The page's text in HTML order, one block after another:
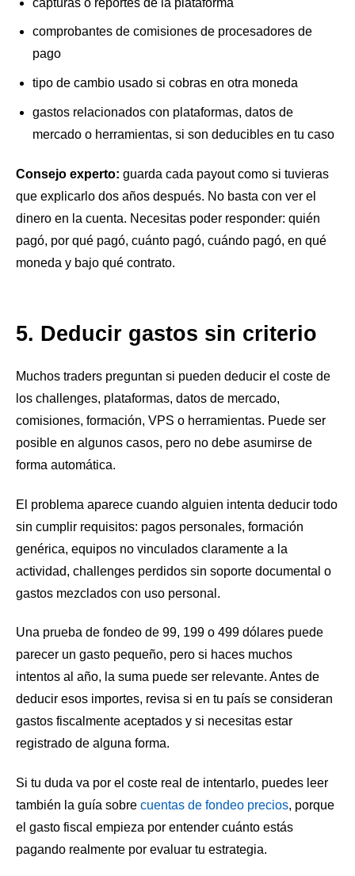
comprobantes de comisiones de procesadores de
pago
tipo de cambio usado si cobras en otra moneda
gastos relacionados con plataformas, datos de
mercado o herramientas, si son deducibles en tu caso
Consejo experto: guarda cada payout como si tuvieras
que explicarlo dos años después. No basta con ver el
dinero en la cuenta. Necesitas poder responder: quién
pagó, por qué pagó, cuánto pagó, cuándo pagó, en qué
moneda y bajo qué contrato.
5. Deducir gastos sin criterio
Muchos traders preguntan si pueden deducir el coste de
los challenges, plataformas, datos de mercado,
comisiones, formación, VPS o herramientas. Puede ser
posible en algunos casos, pero no debe asumirse de
forma automática.
El problema aparece cuando alguien intenta deducir todo
sin cumplir requisitos: pagos personales, formación
genérica, equipos no vinculados claramente a la
actividad, challenges perdidos sin soporte documental o
gastos mezclados con uso personal.
Una prueba de fondeo de 99, 199 o 499 dólares puede
parecer un gasto pequeño, pero si haces muchos
intentos al año, la suma puede ser relevante. Antes de
deducir esos importes, revisa si en tu país se consideran
gastos fiscalmente aceptados y si necesitas estar
registrado de alguna forma.
Si tu duda va por el coste real de intentarlo, puedes leer
también la guía sobre cuentas de fondeo precios, porque
el gasto fiscal empieza por entender cuánto estás
pagando realmente por evaluar tu estrategia.